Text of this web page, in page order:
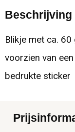
Beschrijving
Blikje met ca.
voorzien van
bedrukte sticker